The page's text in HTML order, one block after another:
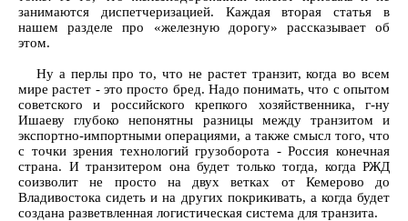
занимаются диспетчеризацией. Каждая вторая статья в
нашем разделе про «железную дорогу» рассказывает об
этом.
Ну а перлы про то, что не растет транзит, когда во всем
мире растет - это просто бред. Надо понимать, что с опытом
советского и российского крепкого хозяйственника, г-ну
Ишаеву глубоко непонятны разницы между транзитом и
экспортно-импортными операциями, а также смысл того, что
с точки зрения технологий грузоборота - Россия конечная
страна. И транзитером она будет только тогда, когда РЖД
соизволит не просто на двух ветках от Кемерово до
Владивостока сидеть и на других покрикивать, а когда будет
создана разветвленная логистическая система для транзита.